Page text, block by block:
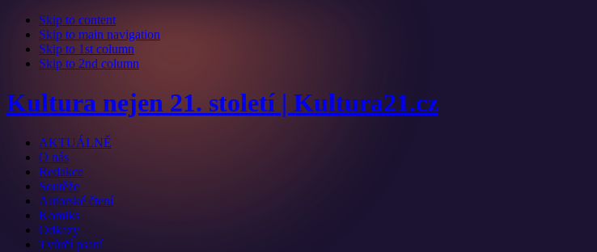
Skip to content
Skip to main navigation
Skip to 1st column
Skip to 2nd column
Kultura nejen 21. století | Kultura21.cz
AKTUÁLNĚ
O nás
Redakce
Soutěže
Autorské čtení
Komiks
Odkazy
Tvůrčí psaní